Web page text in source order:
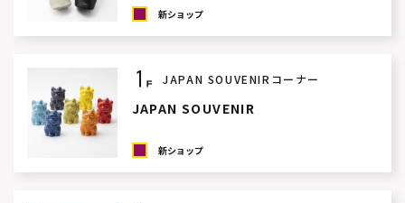
新ショップ
JAPAN SOUVENIRコーナー
JAPAN SOUVENIR
新ショップ